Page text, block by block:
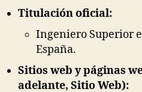
Titulación oficial:
Ingeniero Superior
España.
Sitios web y páginas
adelante, Sitio Web):